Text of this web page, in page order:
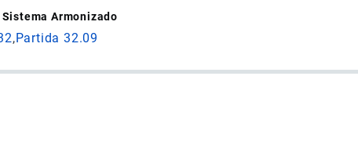
Armonizado
Partida 32.09